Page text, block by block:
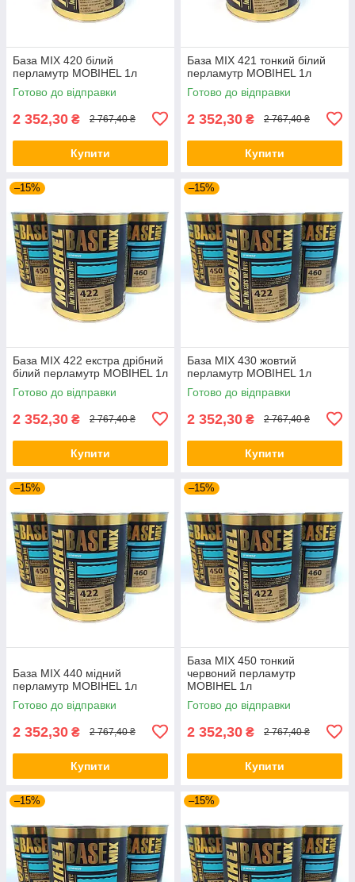
База MIX 420 білий
перламутр MOBIHEL 1л
Готово до відправки
2 352,30 ₴ 2 767,40 ₴
Купити
База MIX 421 тонкий білий
перламутр MOBIHEL 1л
Готово до відправки
2 352,30 ₴ 2 767,40 ₴
Купити
–15%
База MIX 422 екстра дрібний
білий перламутр MOBIHEL 1л
Готово до відправки
2 352,30 ₴ 2 767,40 ₴
Купити
–15%
База MIX 430 жовтий
перламутр MOBIHEL 1л
Готово до відправки
2 352,30 ₴ 2 767,40 ₴
Купити
–15%
База MIX 440 мідний
перламутр MOBIHEL 1л
Готово до відправки
2 352,30 ₴ 2 767,40 ₴
Купити
–15%
База MIX 450 тонкий
червоний перламутр
MOBIHEL 1л
Готово до відправки
2 352,30 ₴ 2 767,40 ₴
Купити
–15% –15%